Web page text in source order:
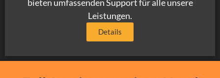
bieten umfassenden Support für alle unsere
Leistungen.
Details